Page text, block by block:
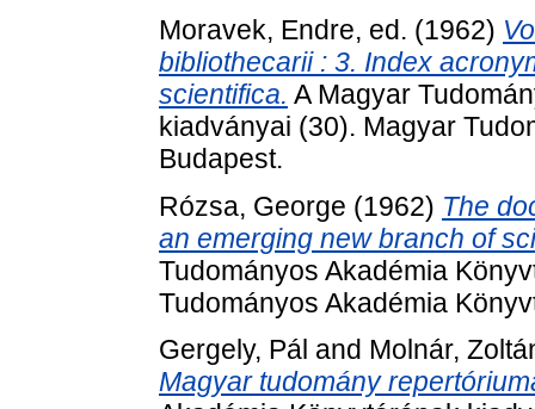
Moravek, Endre, ed. (1962)
bibliothecarii : 3. Index
scientifica. A Magyar
kiadványai (30). Magyar
Budapest.
Rózsa, George (1962) The
an emerging new branch of
Tudományos Akadémia
Tudományos Akadémia
Gergely, Pál and Molnár,
Magyar tudomány